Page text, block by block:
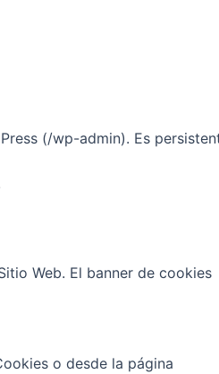
(/wp-admin). Es
Web. El banner de cookies
o desde la página